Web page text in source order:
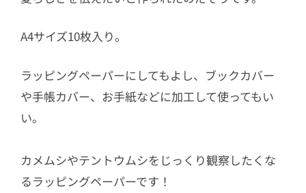
A4サイズ10枚入り。
ラッピングペーパーにしてもよし、ブックカバー
や手帳カバー、お手紙などに加工して使ってもい
い。
カメムシやテントウムシをじっくり観察したくな
るラッピングペーパーです！